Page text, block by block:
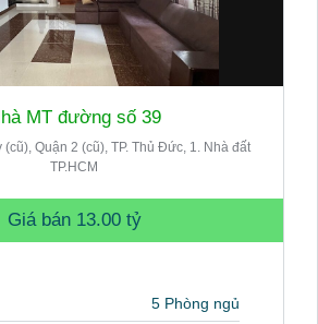
MT đường số 39
(cũ), Quận 2 (cũ), TP. Thủ Đức, 1. Nhà đất
TP.HCM
Giá bán 13.00 tỷ
5 Phòng ngủ